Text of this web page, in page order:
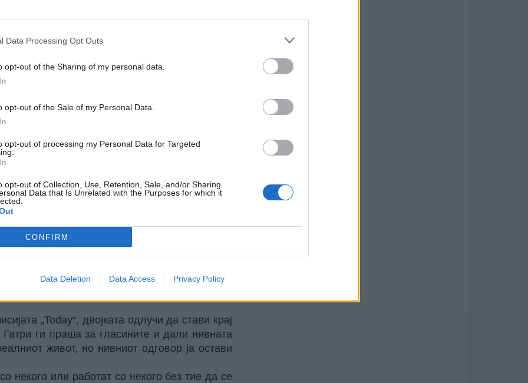
Data Processing Opt Outs
opt-out of the Sharing of my personal data.
opt-out of the Sale of my Personal Data.
opt-out of processing my Personal Data for Targeted
opt-out of Collection, Use, Retention, Sale, and/or Sharing
Data that Is Unrelated with the Purposes for which it
CONFIRM
Data Deletion Data Access Privacy Policy
во Лос Анџелес минатата недела, беше
гласините за нивната романса во
доста интимно на црвениот тепих,
медиумски шпекулации.
претходно го изрази своето восхитување
така придонесе за ова, па не требаше долго
„Today“, двојката одлучи да стави крај
ги праша за гласините и дали нивната
живот, но нивниот одговор ја остави
некого или работат со некого без тие да се